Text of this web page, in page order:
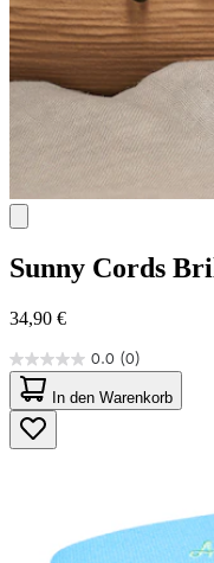
Sunny Cords
34,90 €
0.0 (0)
0.0
von
5
Sternen.
In den Warenkorb